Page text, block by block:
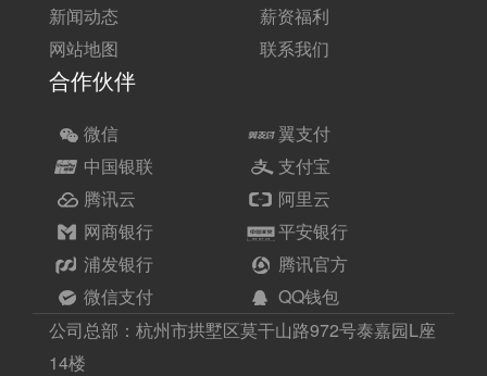
新闻动态
网站地图
薪资福利
联系我们
合作伙伴
微信
翼支付
中国银联
支付宝
腾讯云
阿里云
网商银行
平安银行
浦发银行
腾讯官方
微信支付
QQ钱包
公司总部：杭州市拱墅区莫干山路972号泰嘉园L座
14楼